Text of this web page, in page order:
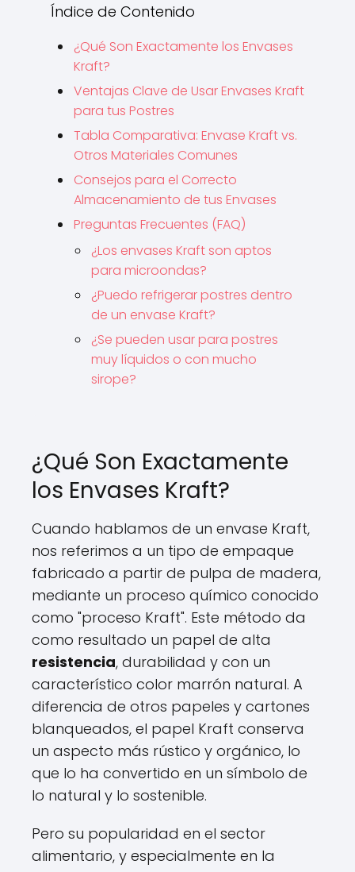
Índice de Contenido
¿Qué Son Exactamente los Envases
Kraft?
Ventajas Clave de Usar Envases Kraft
para tus Postres
Tabla Comparativa: Envase Kraft vs.
Otros Materiales Comunes
Consejos para el Correcto
Almacenamiento de tus Envases
Preguntas Frecuentes (FAQ)
¿Los envases Kraft son aptos
para microondas?
¿Puedo refrigerar postres dentro
de un envase Kraft?
¿Se pueden usar para postres
muy líquidos o con mucho
sirope?
¿Qué Son Exactamente
los Envases Kraft?
Cuando hablamos de un envase Kraft,
nos referimos a un tipo de empaque
fabricado a partir de pulpa de madera,
mediante un proceso químico conocido
como "proceso Kraft". Este método da
como resultado un papel de alta
resistencia, durabilidad y con un
característico color marrón natural. A
diferencia de otros papeles y cartones
blanqueados, el papel Kraft conserva
un aspecto más rústico y orgánico, lo
que lo ha convertido en un símbolo de
lo natural y lo sostenible.
Pero su popularidad en el sector
alimentario, y especialmente en la